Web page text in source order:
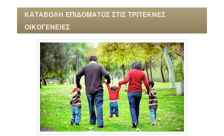
ΚΑΤΑΒΟΛΗ ΕΠΙΔΟΜΑΤΟΣ ΣΤΙΣ ΤΡΙΤΕΚΝΕΣ
ΟΙΚΟΓΕΝΕΙΕΣ